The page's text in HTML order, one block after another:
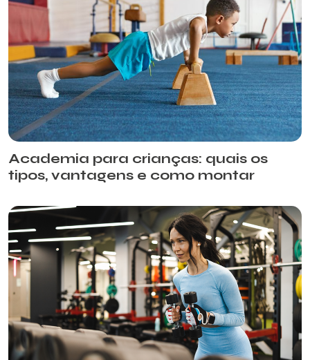
Academia para crianças: quais os
tipos, vantagens e como montar